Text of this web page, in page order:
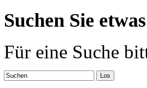
Suchen Sie
Für eine Suche